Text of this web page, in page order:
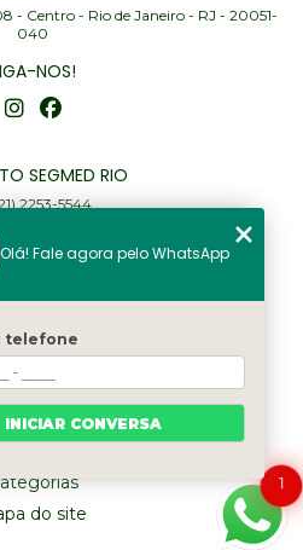
- Centro - Rio de Janeiro - RJ - 20051-
040
NOS!
SEGMED RIO
2253-5544
97905-3352
Home
Serviços
Categorias
do site
1
Olá! Fale agora pelo WhatsApp
telefone
INICIAR CONVERSA